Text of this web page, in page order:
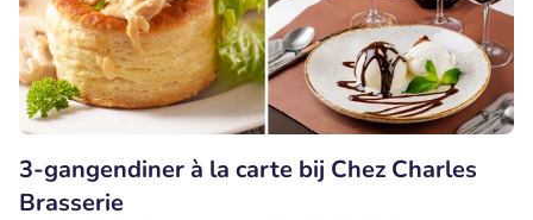
3-gangendiner à la carte bij Chez Charles
Brasserie